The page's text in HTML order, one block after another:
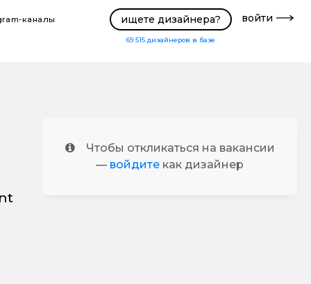
каналы ищете дизайнера?
69 515 дизайнеров в базе
войти
Чтобы откликаться на вакансии
— войдите как дизайнер